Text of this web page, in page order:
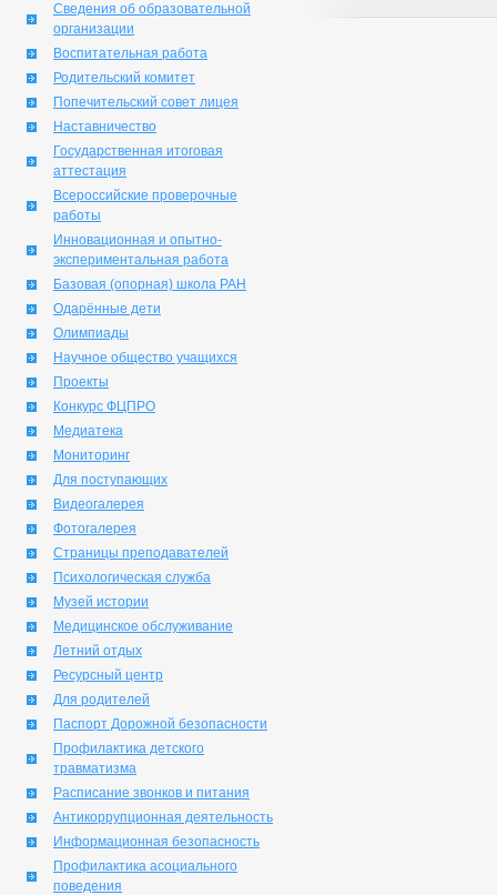
Сведения об образовательной
организации
Воспитательная работа
Родительский комитет
Попечительский совет лицея
Наставничество
Государственная итоговая
аттестация
Всероссийские проверочные
работы
Инновационная и опытно-
экспериментальная работа
Базовая (опорная) школа РАН
Одарённые дети
Олимпиады
Научное общество учащихся
Проекты
Конкурс ФЦПРО
Медиатека
Мониторинг
Для поступающих
Видеогалерея
Фотогалерея
Страницы преподавателей
Психологическая служба
Музей истории
Медицинское обслуживание
Летний отдых
Ресурсный центр
Для родителей
Паспорт Дорожной безопасности
Профилактика детского
травматизма
Расписание звонков и питания
Антикоррупционная деятельность
Информационная безопасность
Профилактика асоциального
поведения